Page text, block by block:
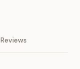
Reviews